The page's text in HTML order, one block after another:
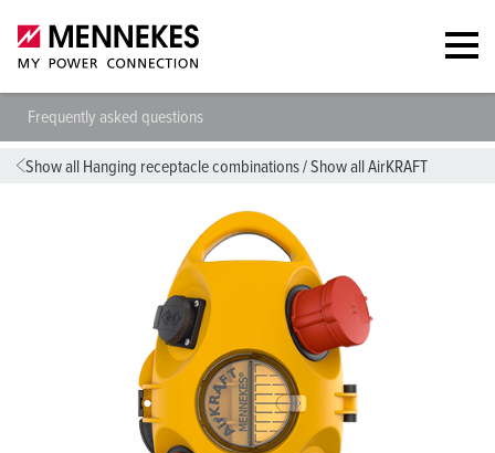
Frequently asked questions
Show all Hanging receptacle combinations/Show all AirKRAFT